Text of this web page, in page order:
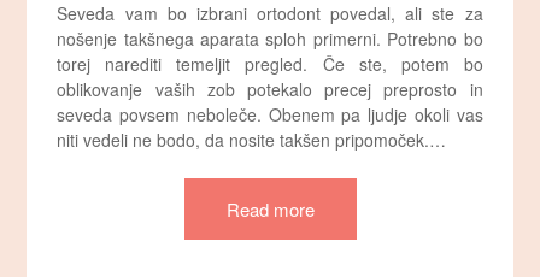
Seveda vam bo izbrani ortodont povedal, ali ste za
nošenje takšnega aparata sploh primerni. Potrebno bo
torej narediti temeljit pregled. Če ste, potem bo
oblikovanje vaših zob potekalo precej preprosto in
seveda povsem neboleče. Obenem pa ljudje okoli vas
niti vedeli ne bodo, da nosite takšen pripomoček.…
Read more